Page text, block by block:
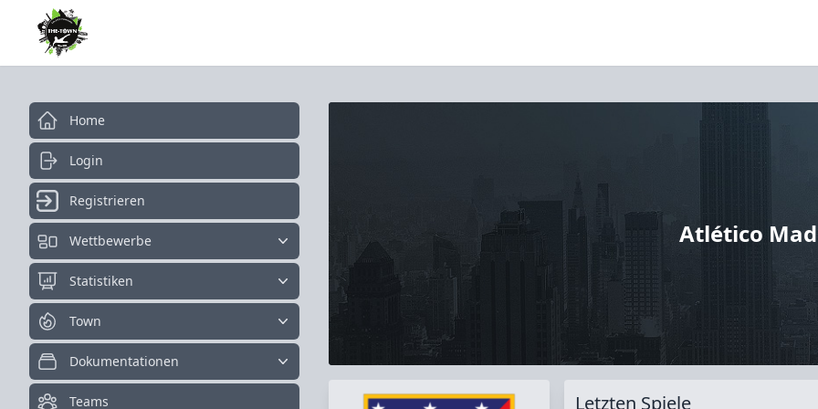
Home
Login
Registrieren
Wettbewerbe
Statistiken
Town
Dokumentationen
Teams
Atlético
Letzten Spiele